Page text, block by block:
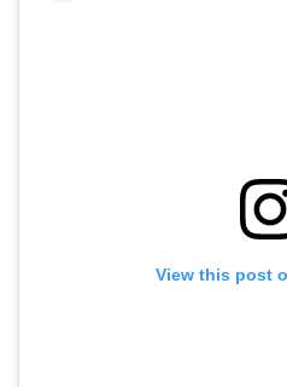
View this post